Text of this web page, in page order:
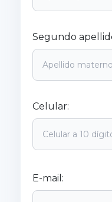
Segundo
Celular:
E-mail: